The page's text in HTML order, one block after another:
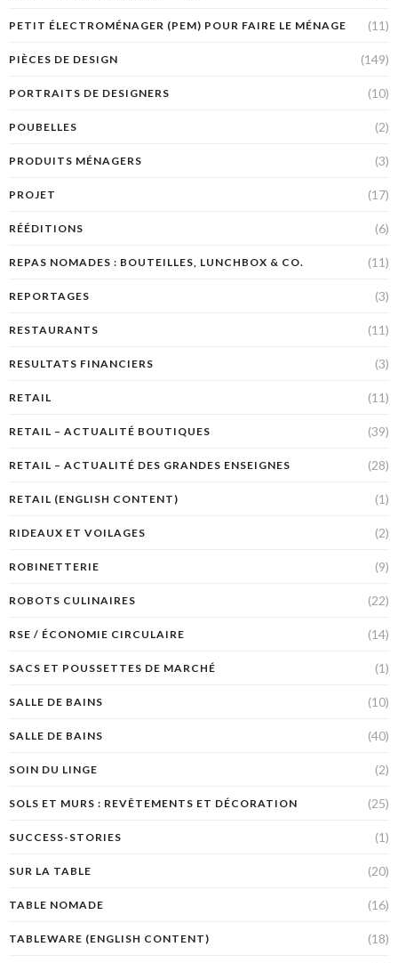
PETIT ÉLECTROMÉNAGER (PEM) POUR FAIRE LE MÉNAGE (11)
PIÈCES DE DESIGN (149)
PORTRAITS DE DESIGNERS (10)
POUBELLES (2)
PRODUITS MÉNAGERS (3)
PROJET (17)
RÉÉDITIONS (6)
REPAS NOMADES : BOUTEILLES, LUNCHBOX & CO. (11)
REPORTAGES (3)
RESTAURANTS (11)
RESULTATS FINANCIERS (3)
RETAIL (11)
RETAIL – ACTUALITÉ BOUTIQUES (39)
RETAIL – ACTUALITÉ DES GRANDES ENSEIGNES (28)
RETAIL (ENGLISH CONTENT) (1)
RIDEAUX ET VOILAGES (2)
ROBINETTERIE (9)
ROBOTS CULINAIRES (22)
RSE / ÉCONOMIE CIRCULAIRE (14)
SACS ET POUSSETTES DE MARCHÉ (1)
SALLE DE BAINS (10)
SALLE DE BAINS (40)
SOIN DU LINGE (2)
SOLS ET MURS : REVÊTEMENTS ET DÉCORATION (25)
SUCCESS-STORIES (1)
SUR LA TABLE (20)
TABLE NOMADE (16)
TABLEWARE (ENGLISH CONTENT) (18)